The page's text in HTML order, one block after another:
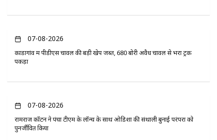
07-08-2026
कोंडागांव में पीडीएस चावल की बड़ी खेप जब्त, 680 बोरी अवैध चावल से भरा ट्रक
पकड़ा
07-08-2026
रामराज कॉटन ने पंचा टीएम के लॉन्च के साथ ओडिशा की संथाली बुनाई परंपरा को
पुनर्जीवित किया